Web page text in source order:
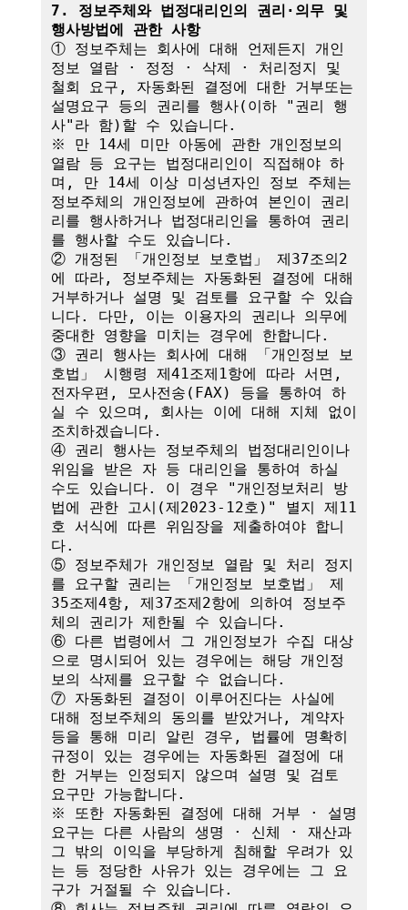
7. 정보주체와 법정대리인의 권리·의무 및
행사방법에 관한 사항
① 정보주체는 회사에 대해 언제든지 개인
정보 열람 · 정정 · 삭제 · 처리정지 및
철회 요구, 자동화된 결정에 대한 거부또는
설명요구 등의 권리를 행사(이하 "권리 행
사"라 함)할 수 있습니다.
※ 만 14세 미만 아동에 관한 개인정보의
열람 등 요구는 법정대리인이 직접해야 하
며, 만 14세 이상 미성년자인 정보 주체는
정보주체의 개인정보에 관하여 본인이 권리
리를 행사하거나 법정대리인을 통하여 권리
를 행사할 수도 있습니다.
② 개정된 「개인정보 보호법」 제37조의2
에 따라, 정보주체는 자동화된 결정에 대해
거부하거나 설명 및 검토를 요구할 수 있습
니다. 다만, 이는 이용자의 권리나 의무에
중대한 영향을 미치는 경우에 한합니다.
③ 권리 행사는 회사에 대해 「개인정보 보
호법」 시행령 제41조제1항에 따라 서면,
전자우편, 모사전송(FAX) 등을 통하여 하
실 수 있으며, 회사는 이에 대해 지체 없이
조치하겠습니다.
④ 권리 행사는 정보주체의 법정대리인이나
위임을 받은 자 등 대리인을 통하여 하실
수도 있습니다. 이 경우 "개인정보처리 방
법에 관한 고시(제2023-12호)" 별지 제11
호 서식에 따른 위임장을 제출하여야 합니
다.
⑤ 정보주체가 개인정보 열람 및 처리 정지
를 요구할 권리는 「개인정보 보호법」 제
35조제4항, 제37조제2항에 의하여 정보주
체의 권리가 제한될 수 있습니다.
⑥ 다른 법령에서 그 개인정보가 수집 대상
으로 명시되어 있는 경우에는 해당 개인정
보의 삭제를 요구할 수 없습니다.
⑦ 자동화된 결정이 이루어진다는 사실에
대해 정보주체의 동의를 받았거나, 계약자
등을 통해 미리 알린 경우, 법률에 명확히
규정이 있는 경우에는 자동화된 결정에 대
한 거부는 인정되지 않으며 설명 및 검토
요구만 가능합니다.
※ 또한 자동화된 결정에 대해 거부 · 설명
요구는 다른 사람의 생명 · 신체 · 재산과
그 밖의 이익을 부당하게 침해할 우려가 있
는 등 정당한 사유가 있는 경우에는 그 요
구가 거절될 수 있습니다.